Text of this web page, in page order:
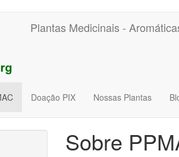
Plantas Medicinais -
Doação PIX Nossas Plantas
Sobre